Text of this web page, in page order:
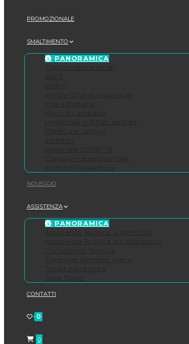
PROMOZIONALE
SMALTIMENTO
PANORAMICA
NOLEGGIO
ASSISTENZA
PANORAMICA
CONTATTI
0
0